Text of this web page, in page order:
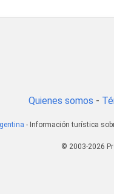
Quienes somos -
- Información turística
© 2003-2026